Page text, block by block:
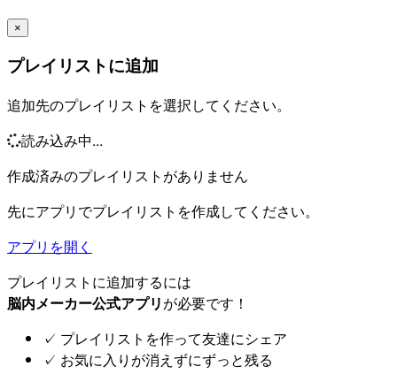
×
プレイリストに追加
追加先のプレイリストを選択してください。
読み込み中...
作成済みのプレイリストがありません
先にアプリでプレイリストを作成してください。
アプリを開く
プレイリストに追加するには
脳内メーカー公式アプリが必要です！
✓ プレイリストを作って友達にシェア
✓ お気に入りが消えずにずっと残る